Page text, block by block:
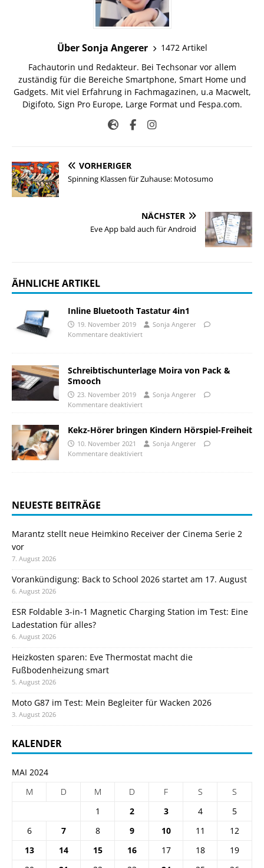
Über Sonja Angerer
1472 Artikel
Fachautorin und Redakteur. Bei Techsonar vor allem
zuständig für die Bereiche Smartphone, Smart Home und
Gadgets. Mit viel Erfahrung in Fachmagazinen, u.a Macwelt,
Digifoto, Sign Pro Europe, Large Format und Fespa.com.
VORHERIGER
Spinning Klassen für Zuhause: Motosumo
NÄCHSTER
Eve App bald auch für Android
ÄHNLICHE ARTIKEL
Inline Bluetooth Tastatur 4in1
19. November 2019
Sonja Angerer
Kommentare deaktiviert
Schreibtischunterlage Moira von Pack &
Smooch
23. November 2019
Sonja Angerer
Kommentare deaktiviert
Kekz-Hörer bringen Kindern Hörspiel-Freiheit
10. November 2021
Sonja Angerer
Kommentare deaktiviert
NEUESTE BEITRÄGE
Marantz stellt neue Heimkino Receiver der Cinema Serie 2
vor
7. August 2026
Vorankündigung: Back to School 2026 startet am 17. August
6. August 2026
ESR Foldable 3-in-1 Magnetic Charging Station im Test: Eine
Ladestation für alles?
6. August 2026
Heizkosten sparen: Eve Thermostat macht die
Fußbodenheizung smart
5. August 2026
Moto G87 im Test: Mein Begleiter für Wacken 2026
3. August 2026
KALENDER
MAI 2024
M
D M D F S
S
1
2 3 4
5
6
7 8 9 10 11
12
13
14 15 16 17 18
19